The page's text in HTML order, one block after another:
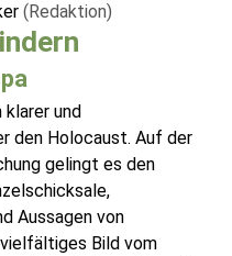
(Redaktion)
klarer und
den Holocaust. Auf der
gelingt es den
Aussagen von
Bild vom